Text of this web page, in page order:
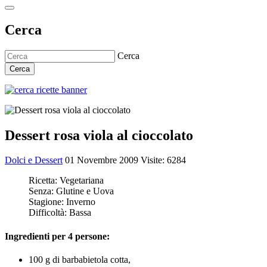
Cerca
Cerca
Cerca
Dessert rosa viola al cioccolato
Dolci e Dessert 01 Novembre 2009 Visite: 6284
Ricetta: Vegetariana
Senza: Glutine e Uova
Stagione: Inverno
Difficoltà: Bassa
Ingredienti per 4 persone:
100 g di barbabietola cotta,